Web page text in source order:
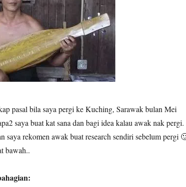
pasal bila saya pergi ke Kuching, Sarawak bulan Mei
saya buat kat sana dan bagi idea kalau awak nak pergi.
saya rekomen awak buat research sendiri sebelum pergi
bawah..